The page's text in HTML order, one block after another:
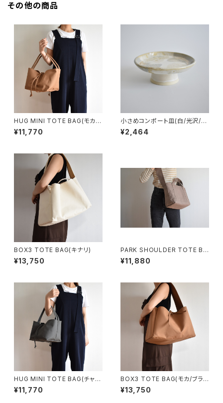
その他の商品
HUG MINI TOTE BAG(モカ/
ブラウン)
¥11,770
小さめコンポート皿(白/光沢/グ
レー/ベージュ)
¥2,464
BOX3 TOTE BAG(キナリ)
¥13,750
PARK SHOULDER TOTE BA
G (マットブラウン)
¥11,880
HUG MINI TOTE BAG(チャコ
ール/グレー)
¥11,770
BOX3 TOTE BAG(モカ/ブラウ
ン）
¥13,750